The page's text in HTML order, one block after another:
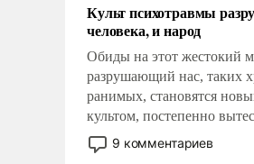
Культ психотравмы
человека, и народ
Обиды на этот жестокий
разрушающий нас, таких
ранимых, становятся
культом, постепенно
отменяя традиционное
человеку – быть
9 комментариев